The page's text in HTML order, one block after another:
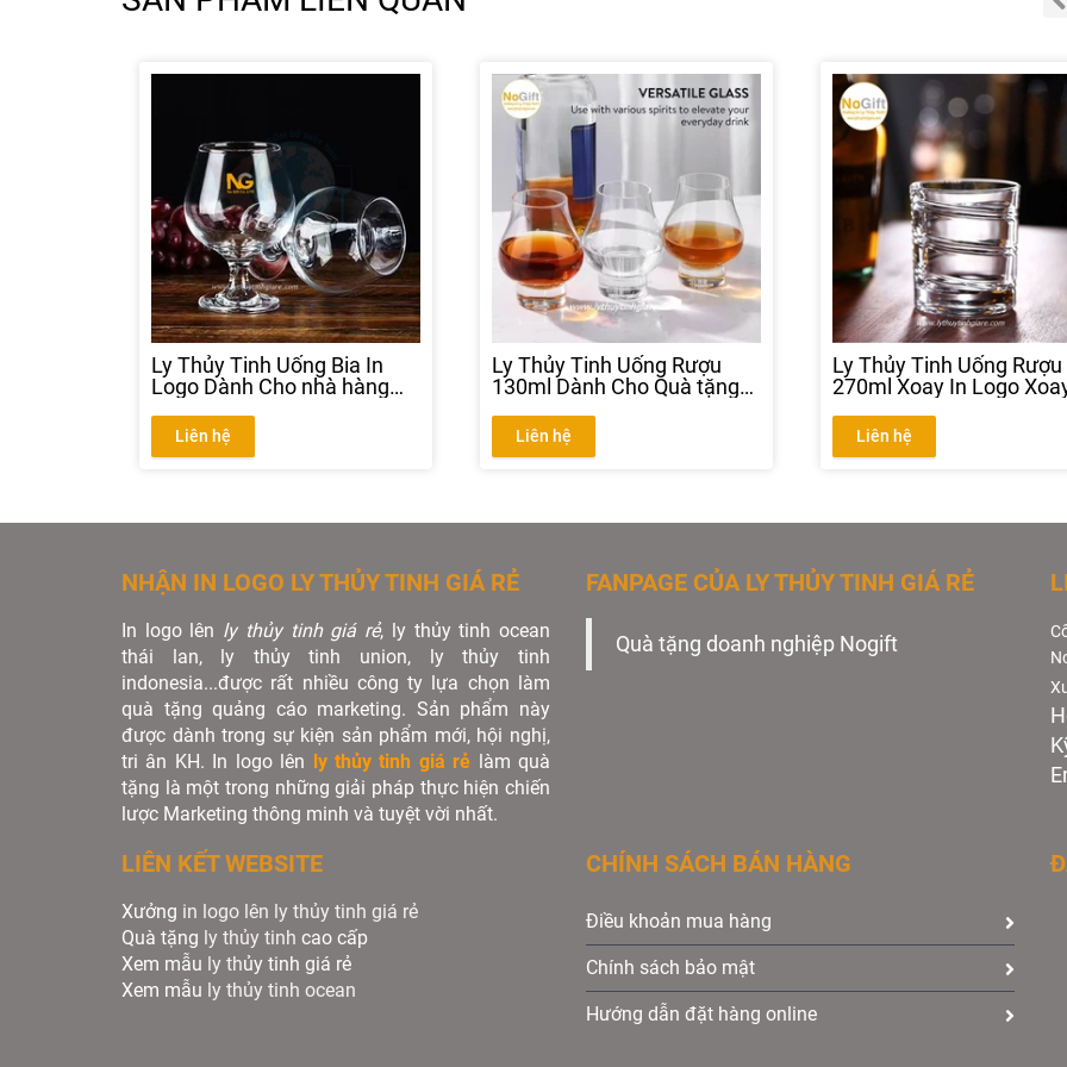
Ly Thủy Tinh Uống Bia In
Logo Dành Cho nhà hàng
Liên hệ
Ly Thủy Tinh Uống Rượu
130ml Dành Cho Quà tặng
Liên hệ
Ly Thủy Tinh Uống Rượu
270ml Xoay In Logo
barLiên hệ
NHẬN IN LOGO LY THỦY TINH GIÁ RẺ
In logo lên ly thủy tinh giá rẻ, ly thủy tinh ocean
thái lan, ly thủy tinh union, ly thủy tinh
indonesia...được rất nhiều công ty lựa chọn làm
quà tặng quảng cáo marketing. Sản phẩm này
được dành trong sự kiện sản phẩm mới, hội nghị,
tri ân KH. In logo lên ly thủy tinh giá rẻ làm quà
tặng là một trong những giải pháp thực hiện chiến
lược Marketing thông minh và tuyệt vời nhất.
FANPAGE CỦA LY THỦY TINH GIÁ RẺ
Quà tặng doanh nghiệp Nogift
LIÊN KẾT WEBSITE
Xưởng in logo lên ly thủy tinh giá rẻ
Quà tặng ly thủy tinh cao cấp
Xem mẫu ly thủy tinh giá rẻ
Xem mẫu ly thủy tinh ocean
CHÍNH SÁCH BÁN HÀNG
Điều khoản mua hàng
Chính sách bảo mật
Hướng dẫn đặt hàng online